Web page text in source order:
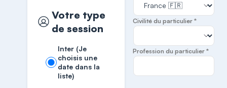
Votre type
de session
Inter (Je
choisis une
date dans la
liste)
Civilité du particulier *
Profession du particulier *